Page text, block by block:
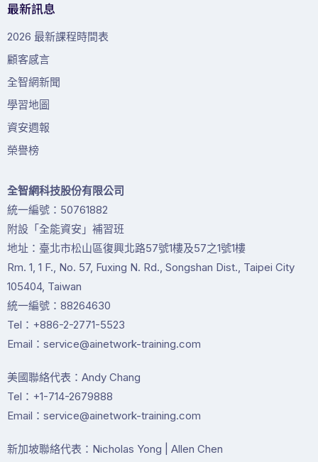
最新訊息
2026 最新課程時間表
顧客感言
全智網新聞
學習地圖
資安週報
榮譽榜
全智網科技股份有限公司
統一編號：50761882
附設「全能資安」補習班
地址：臺北市松山區復興北路57號1樓及57之1號1樓
Rm. 1, 1 F., No. 57, Fuxing N. Rd., Songshan Dist., Taipei City
105404, Taiwan
統一編號：88264630
Tel：+886-2-2771-5523
Email：service@ainetwork-training.com
美國聯絡代表：Andy Chang
Tel：+1-714-2679888
Email：service@ainetwork-training.com
新加坡聯絡代表：Nicholas Yong | Allen Chen